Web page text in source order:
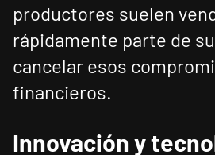
productores suelen
rápidamente parte de
cancelar esos
financieros.
Innovación y